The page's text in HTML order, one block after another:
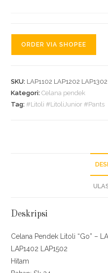
ORDER VIA SHOPEE
SKU: LAP1102 LAP1202
Kategori:Celana pendek
Tag:#Litoli #LitoliJunior #Pants
Deskripsi
Celana Pendek Litoli “Go” –
LAP1402 LAP1502
Hitam